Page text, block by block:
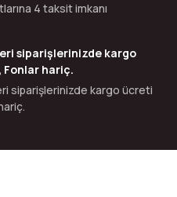
4 taksit imkanı
siparişlerinizde kargo
hariç.
siparişlerinizde kargo ücreti